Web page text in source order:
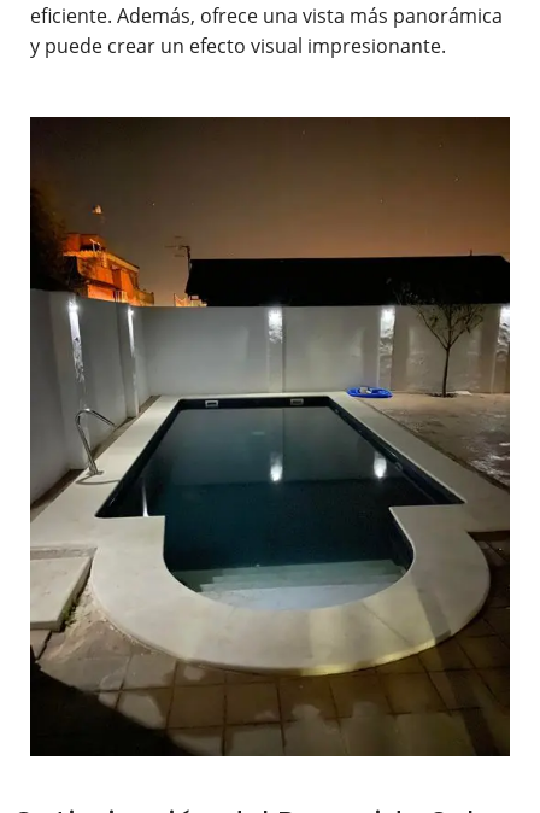
eficiente. Además, ofrece una vista más panorámica
y puede crear un efecto visual impresionante.